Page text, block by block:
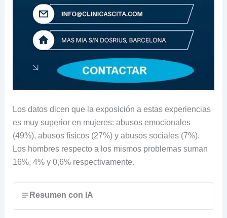
Los datos dicen que la exposición a estas experiencias
es muy superior en mujeres: abusos emocionales
(49%), abusos físicos (27%) y abusos sociales (7%).
Los hombres respecto a los mismos problemas suman
16%, 4% y 0,6% respectivamente.
Resumen con IA